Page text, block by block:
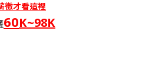
徵才看這裡
60K~98K